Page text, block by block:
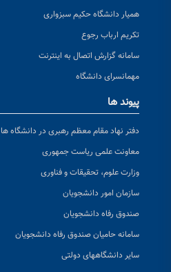
همیار دانشگاه حکیم سبزواری
تکریم ارباب رجوع
سامانه گزارش اتصال به اینترنت
مهمانسرای دانشگاه
پیوند ها
دفتر نهاد مقام معظم رهبری در دانشگاه ها
معاونت علمی ریاست جمهوری
وزارت علوم، تحقیقات و فناوری
سازمان امور دانشجویان
صندوق رفاه دانشجویان
سامانه حامیان صندوق رفاه دانشجویان
سایر دانشگاههای دولتی